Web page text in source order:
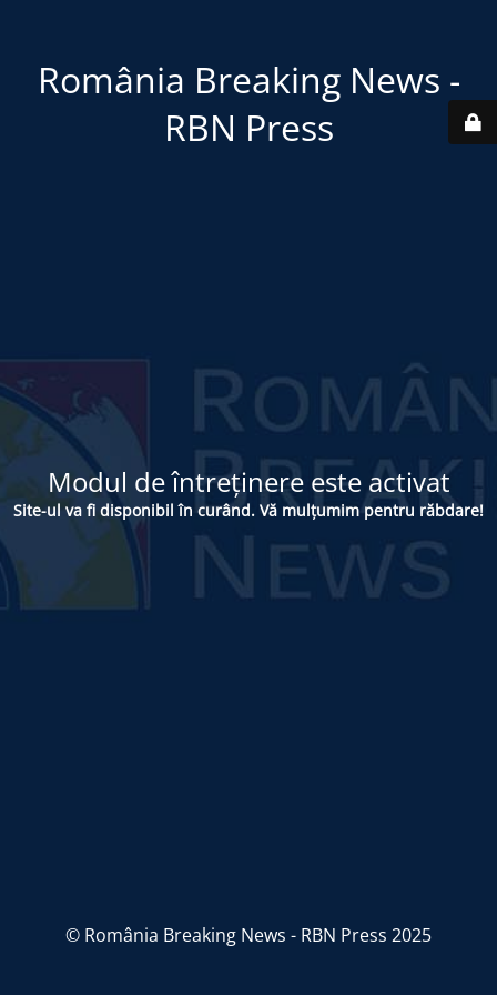
România Breaking News -
RBN Press
Modul de întreținere este activat
Site-ul va fi disponibil în curând. Vă mulțumim pentru răbdare!
© România Breaking News - RBN Press 2025